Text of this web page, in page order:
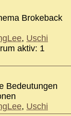
Brokeback
, Uschi
aktiv: 1
Bedeutungen
, Uschi